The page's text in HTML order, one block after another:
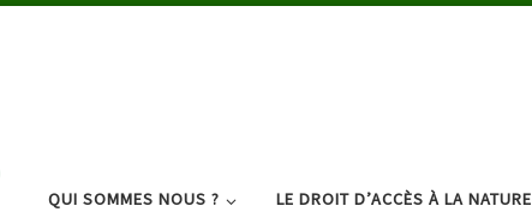
QUI SOMMES NOUS ? LE DROIT D’ACCÈS À LA NATURE